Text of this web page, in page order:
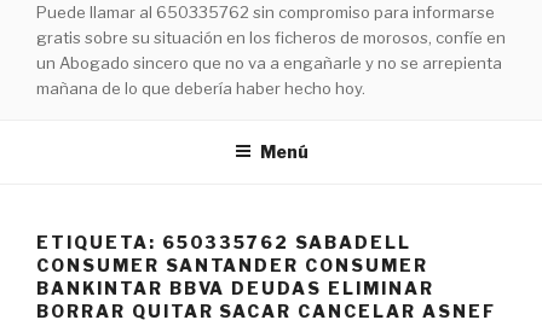
Puede llamar al 650335762 sin compromiso para informarse
gratis sobre su situación en los ficheros de morosos, confíe en
un Abogado sincero que no va a engañarle y no se arrepienta
mañana de lo que debería haber hecho hoy.
Menú
ETIQUETA: 650335762 SABADELL
CONSUMER SANTANDER CONSUMER
BANKINTAR BBVA DEUDAS ELIMINAR
BORRAR QUITAR SACAR CANCELAR ASNEF